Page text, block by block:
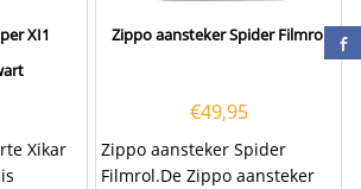
XI1
Xikar
Zippo aansteker Spider Filmrol
€49,95
Zippo aansteker Spider
Filmrol.De Zippo aansteker